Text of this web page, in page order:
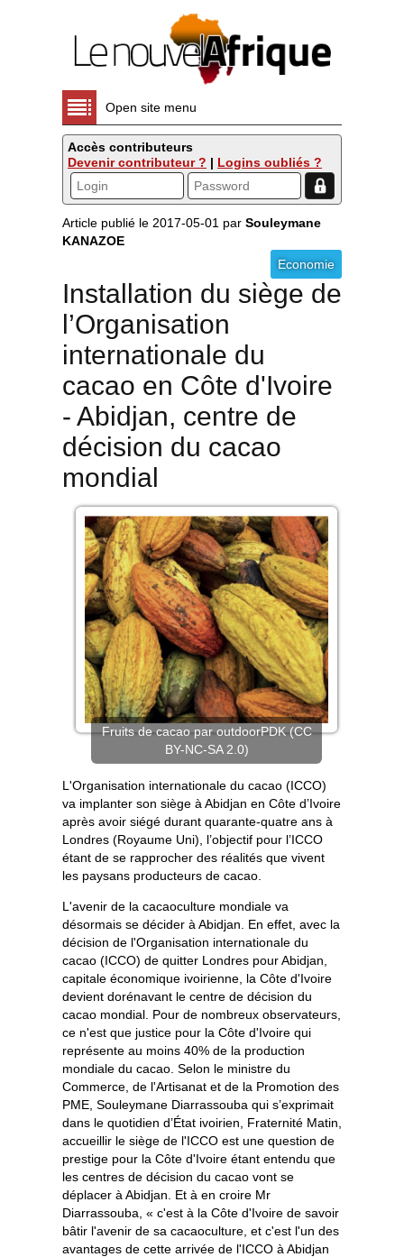
Open site menu
Accès contributeurs
Devenir contributeur ? | Logins oubliés ?
Article publié le 2017-05-01 par Souleymane
KANAZOE
Economie
Installation du siège de
l’Organisation
internationale du
cacao en Côte d'Ivoire
- Abidjan, centre de
décision du cacao
mondial
Fruits de cacao par outdoorPDK (CC
BY-NC-SA 2.0)
L'Organisation internationale du cacao (ICCO)
va implanter son siège à Abidjan en Côte d’Ivoire
après avoir siégé durant quarante-quatre ans à
Londres (Royaume Uni), l’objectif pour l’ICCO
étant de se rapprocher des réalités que vivent
les paysans producteurs de cacao.
L'avenir de la cacaoculture mondiale va
désormais se décider à Abidjan. En effet, avec la
décision de l'Organisation internationale du
cacao (ICCO) de quitter Londres pour Abidjan,
capitale économique ivoirienne, la Côte d'Ivoire
devient dorénavant le centre de décision du
cacao mondial. Pour de nombreux observateurs,
ce n'est que justice pour la Côte d'Ivoire qui
représente au moins 40% de la production
mondiale du cacao. Selon le ministre du
Commerce, de l'Artisanat et de la Promotion des
PME, Souleymane Diarrassouba qui s’exprimait
dans le quotidien d’État ivoirien, Fraternité Matin,
accueillir le siège de l'ICCO est une question de
prestige pour la Côte d'Ivoire étant entendu que
les centres de décision du cacao vont se
déplacer à Abidjan. Et à en croire Mr
Diarrassouba, « c'est à la Côte d'Ivoire de savoir
bâtir l'avenir de sa cacaoculture, et c'est l'un des
avantages de cette arrivée de l'ICCO à Abidjan